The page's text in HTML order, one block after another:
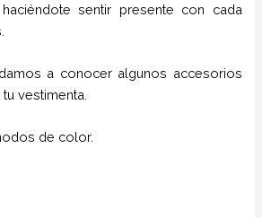
sentir presente con cada
a conocer algunos accesorios
vestimenta.
de color.